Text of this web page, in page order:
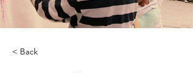
< Back